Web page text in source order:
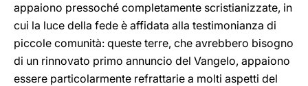
appaiono pressoché completamente scristianizzate, in
cui la luce della fede è affidata alla testimonianza di
piccole comunità: queste terre, che avrebbero bisogno
di un rinnovato primo annuncio del Vangelo, appaiono
essere particolarmente refrattarie a molti aspetti del